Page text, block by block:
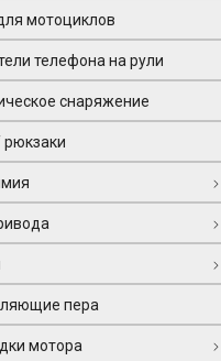
мотоциклов
телефона на рули
снаряжение
пера
мотора